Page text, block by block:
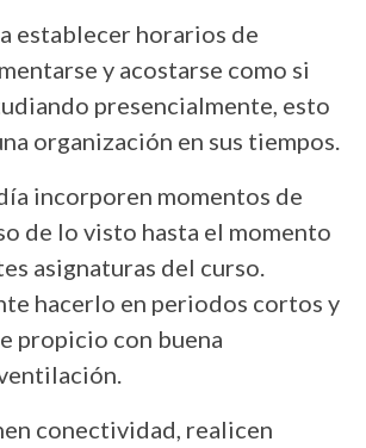
establecer horarios de
y acostarse como si
presencialmente, esto
organización en sus tiempos.
incorporen momentos de
de lo visto hasta el momento
asignaturas del curso.
hacerlo en periodos cortos y
propicio con buena
conectividad, realicen